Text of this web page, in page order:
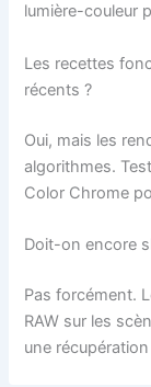
lumière-couleur
Les recettes
récents ?
Oui, mais les
algorithmes.
Color Chrome
Doit-on encore
Pas forcément.
RAW sur les
une